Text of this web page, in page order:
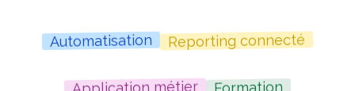
Automatisation Reporting connecté